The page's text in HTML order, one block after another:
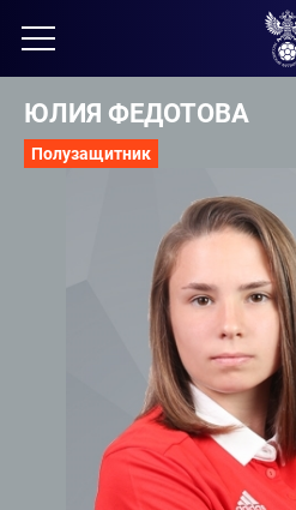
ЮЛИЯ ФЕДОТОВА
Полузащитник